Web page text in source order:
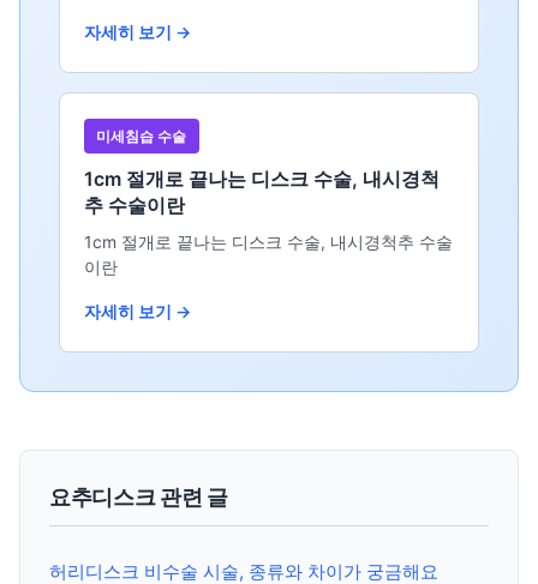
자세히 보기 →
미세침습 수술
1cm 절개로 끝나는 디스크 수술, 내시경척
추 수술이란
1cm 절개로 끝나는 디스크 수술, 내시경척추 수술
이란
자세히 보기 →
요추디스크 관련 글
허리디스크 비수술 시술, 종류와 차이가 궁금해요